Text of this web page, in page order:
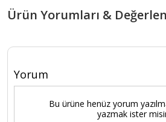
Ürün Yorumları &
Yorum
Bu ürüne henüz yorum
yazmak ister